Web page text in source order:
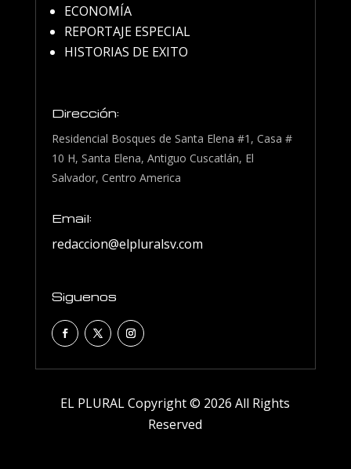
ECONOMÍA
REPORTAJE ESPECIAL
HISTORIAS DE EXITO
Dirección:
Residencial Bosques de Santa Elena #1, Casa #
10 H, Santa Elena, Antiguo Cuscatlán, El
Salvador, Centro America
Email:
redaccion@elpluralsv.com
Siguenos
EL PLURAL Copyright © 2026 All Rights
Reserved